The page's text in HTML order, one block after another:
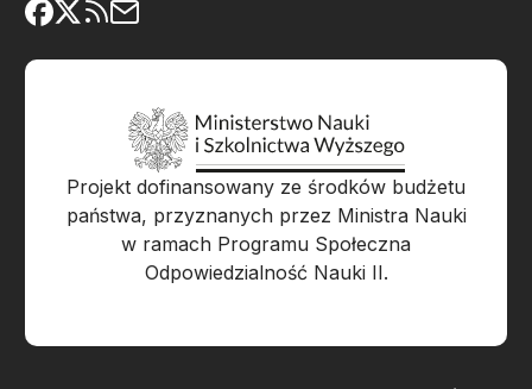
Projekt dofinansowany ze środków budżetu
państwa, przyznanych przez Ministra Nauki
w ramach Programu Społeczna
Odpowiedzialność Nauki II.